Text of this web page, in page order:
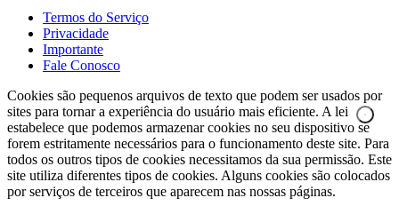
Termos do Serviço
Privacidade
Importante
Fale Conosco
Cookies são pequenos arquivos de texto que podem ser usados por
sites para tornar a experiência do usuário mais eficiente. A lei
estabelece que podemos armazenar cookies no seu dispositivo se
forem estritamente necessários para o funcionamento deste site. Para
todos os outros tipos de cookies necessitamos da sua permissão. Este
site utiliza diferentes tipos de cookies. Alguns cookies são colocados
por serviços de terceiros que aparecem nas nossas páginas.